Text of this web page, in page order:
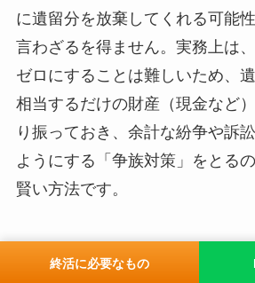
終活に必要なもの
に遺留分を放棄してくれる可能
言わざるを得ません。実務上は
ゼロにすることは難しいため、
相当するだけの財産（現金など
り振っておき、余計な紛争や訴
ようにする「争族対策」をとる
賢い方法です。
遺言執行者を指定しておくメ